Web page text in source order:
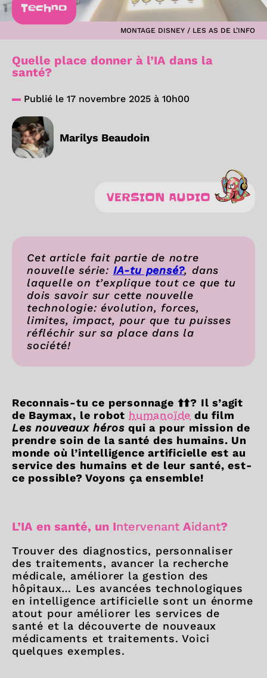
Techno
MONTAGE DISNEY / LES AS DE L’INFO
Quelle place donner à l’IA dans la
santé?
Publié le 17 novembre 2025 à 10h00
Marilys Beaudoin
VERSION AUDIO
Cet article fait partie de notre
nouvelle série: IA-tu pensé?, dans
laquelle on t’explique tout ce que tu
dois savoir sur cette nouvelle
technologie: évolution, forces,
limites, impact, pour que tu puisses
réfléchir sur sa place dans la
société!
Reconnais-tu ce personnage ⬆️⬆️? Il s’agit
de Baymax, le robot humanoïde du film
Les nouveaux hérosqui a pour mission de
prendre soin de la santé des humains. Un
monde où l’intelligence artificielle est au
service des humains et de leur santé, est-
ce possible? Voyons ça ensemble!
L’IA en santé, un Intervenant Aidant?
Trouver des diagnostics, personnaliser
des traitements, avancer la recherche
médicale, améliorer la gestion des
hôpitaux… Les avancées technologiques
en intelligence artificielle sont un énorme
atout pour améliorer les services de
santé et la découverte de nouveaux
médicaments et traitements. Voici
quelques exemples.